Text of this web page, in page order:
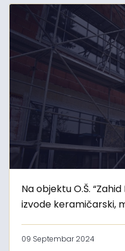
Na objektu O.Š.
izvode keramičarski,
09 Septembar 2024